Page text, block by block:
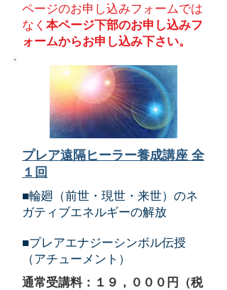
ページのお申し込みフォームでは
なく 本ページ下部のお申し込みフ
ォームからお申し込み下さい。
プレア遠隔ヒーラー養成講座 全
１回
■輪廻（前世・現世・来世）のネ
ガティブエネルギーの解放
​■プレアエナジーシンボル伝授
（アチューメント）
通常受講料：１９，０００円（税